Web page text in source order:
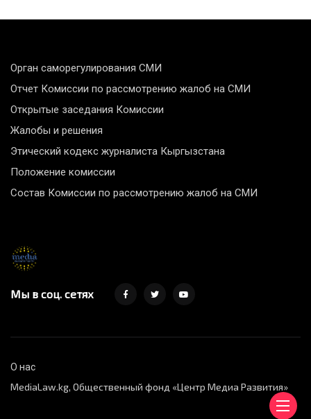
Орган саморегулирования СМИ
Отчет Комиссии по рассмотрению жалоб на СМИ
Открытые заседания Комиссии
Жалобы и решения
Этический кодекс журналиста Кыргызстана
Положение комиссии
Состав Комиссии по рассмотрению жалоб на СМИ
Мы в соц. сетях
О нас
MediaLaw.kg, Общественный фонд «Центр Медиа Развития»